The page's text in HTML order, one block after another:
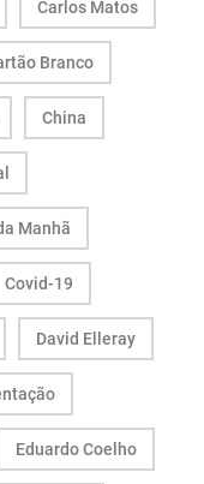
Carlos Matos
Branco
China
Manhã
Covid-19
David Elleray
Eduardo Coelho